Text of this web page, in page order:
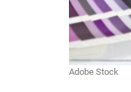
Adobe Stock